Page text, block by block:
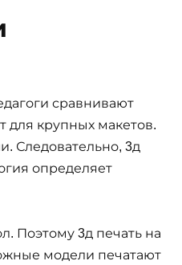
сравнивают
для крупных макетов.
Следовательно, 3д
определяет
Поэтому 3д печать на
модели печатают